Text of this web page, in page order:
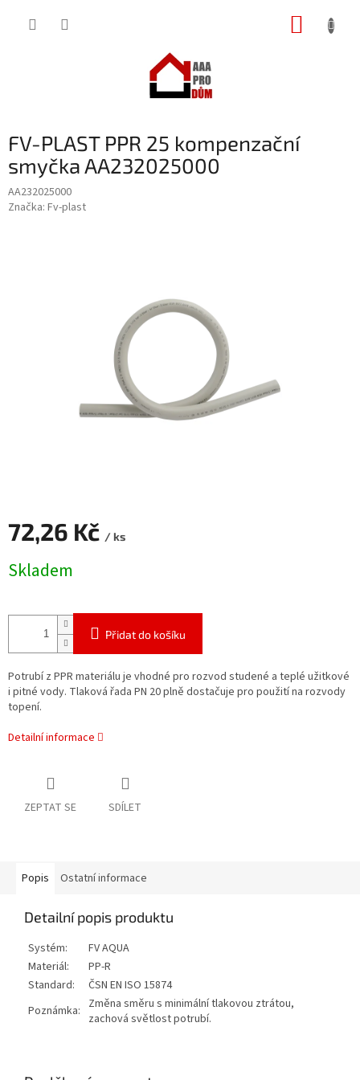
FV-PLAST PPR 25 kompenzační
smyčka AA232025000
AA232025000
Značka: Fv-plast
72,26 Kč / ks
cena:
Skladem
Přidat do košíku
Potrubí z PPR materiálu je vhodné pro rozvod studené a teplé užitkové
i pitné vody. Tlaková řada PN 20 plně dostačuje pro použití na rozvody
topení.
Detailní informace
ZEPTAT SE SDÍLET
Popis Ostatní informace
Detailní popis produktu
Systém:
FV AQUA
Materiál:
PP-R
Standard:
ČSN EN ISO 15874
Poznámka: Změna směru s minimální tlakovou ztrátou,
zachová světlost potrubí.